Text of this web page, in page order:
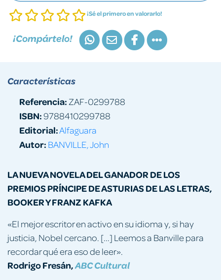
¡Sé el primero en valorarlo!
¡Compártelo!
LA NUEVA NOVELA DEL GANADOR DE LOS
PREMIOS PRÍNCIPE DE ASTURIAS DE LAS LETRAS,
BOOKER Y FRANZ KAFKA
«El mejor escritor en activo en su idioma y, si hay
justicia, Nobel cercano. [...] Leemos a Banville para
recordar qué era eso de leer».
Rodrigo Fresán,ABC Cultural
Características
Referencia: ZAF-0299788
ISBN:9788410299788
Editorial:Alfaguara
Autor: BANVILLE, John